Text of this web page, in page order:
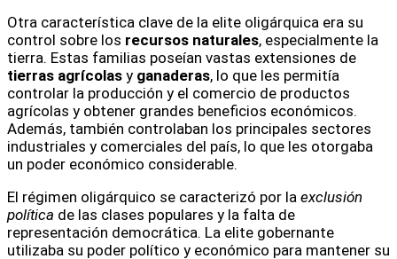
Otra característica clave de la elite oligárquica era su
control sobre los recursos naturales, especialmente la
tierra. Estas familias poseían vastas extensiones de
tierras agrícolas y ganaderas, lo que les permitía
controlar la producción y el comercio de productos
agrícolas y obtener grandes beneficios económicos.
Además, también controlaban los principales sectores
industriales y comerciales del país, lo que les otorgaba
un poder económico considerable.
El régimen oligárquico se caracterizó por la exclusión
política de las clases populares y la falta de
representación democrática. La elite gobernante
utilizaba su poder político y económico para mantener su